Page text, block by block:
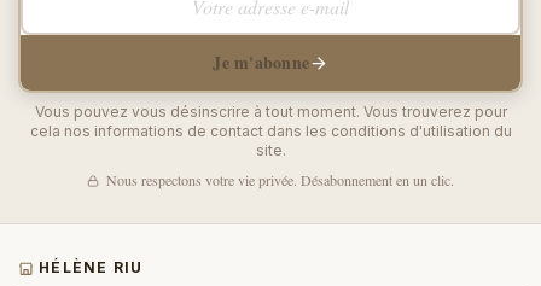
Je m'abonne
Vous pouvez vous désinscrire à tout moment. Vous trouverez pour
cela nos informations de contact dans les conditions d'utilisation du
site.
Nous respectons votre vie privée. Désabonnement en un clic.
HÉLÈNE RIU